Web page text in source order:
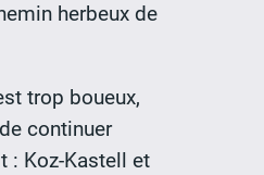
herbeux de
trop boueux,
continuer
: Koz-Kastell et